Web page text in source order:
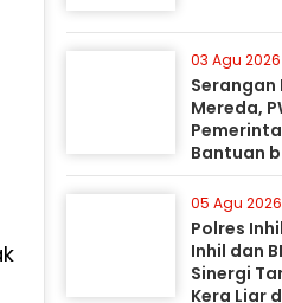
03 Agu 2026
Serangan
Mereda,
Bantuan
05 Agu 2026
Polres
Inhil dan
Sinergi
Kera Liar